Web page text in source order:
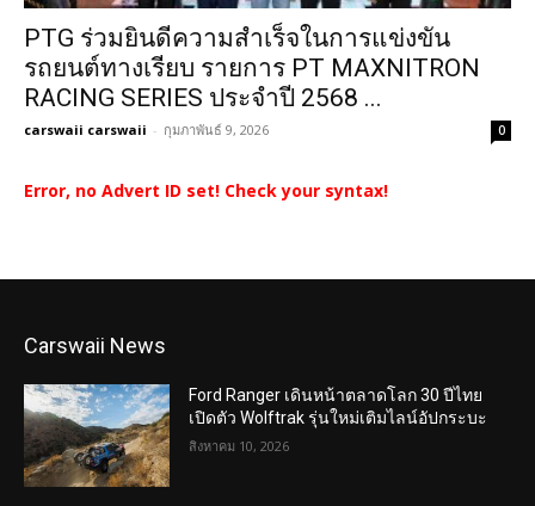
PTG ร่วมยินดีความสำเร็จในการแข่งขัน
รถยนต์ทางเรียบ รายการ PT MAXNITRON
RACING SERIES ประจำปี 2568 ...
carswaii carswaii - กุมภาพันธ์ 9, 2026 0
Error, no Advert ID set! Check your syntax!
Carswaii News
Ford Ranger เดินหน้าตลาดโลก 30 ปีไทย
เปิดตัว Wolftrak รุ่นใหม่เติมไลน์อัปกระบะ
สิงหาคม 10, 2026